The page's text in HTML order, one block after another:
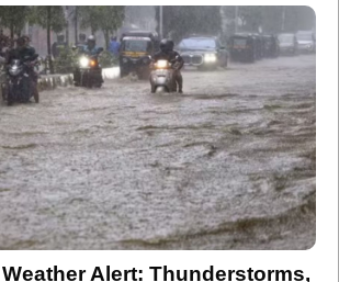
Alert: Thunderstorms,